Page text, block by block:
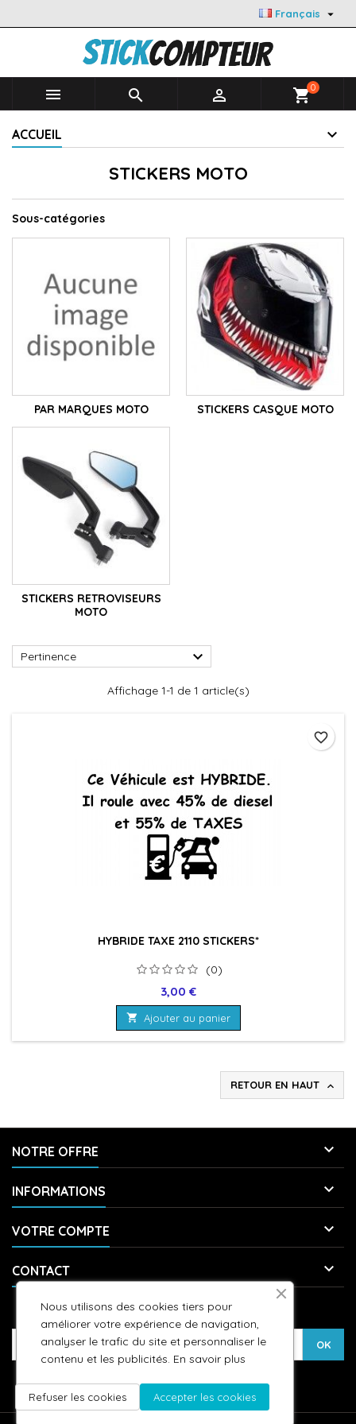
Français 
   shopping_cart0
ACCUEIL
STICKERS MOTO
Sous-catégories
PAR MARQUES MOTO STICKERS CASQUE MOTO
STICKERS RETROVISEURS
MOTO
Pertinence 
Affichage 1-1 de 1 article(s)
HYBRIDE TAXE 2110 STICKERS*
(0)
Prix
3,00 €
 Ajouter au panier
favorite_border
RETOUR EN HAUT 
NOTRE OFFRE 
INFORMATIONS 
VOTRE COMPTE 
CONTACT 
LETTRE D'INFORMATIONS
Nous utilisons des cookies tiers pour
améliorer votre expérience de navigation,
analyser le trafic du site et personnaliser le
contenu et les publicités. En savoir plus
Accepter les cookies
Refuser les cookies